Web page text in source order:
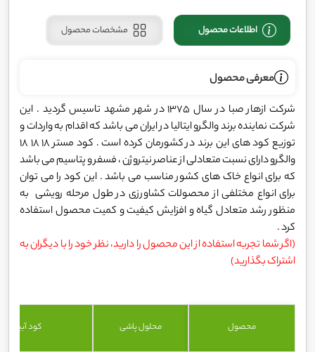
اطلاعات محصول مشخصات محصول
معرفی محصول
شرکت ازهار صبا در سال 1375 در شهر مشهد تاسیس گردید . این
شرکت نماینده برند والگرو ایتالیا در ایران می باشد که اقدام به واردات و
توزیع کود های این برند در کشورمان کرده است . کود مستر 18 18 18
والگرو دارای نسبت متعادلی از عناصر نیتروژن ، فسفر و پتاسیم می باشد
که برای انواع خاک های کشور مناسب می باشد . این کود را می توان
برای انواع مختلفی از محصولات کشاورزی در طول مرحله رویشی به
منظور رشد متعادل گیاه و افزایش کیفیت و کمیت محصول استفاده
کرد .
(اگر شما تجربه استفاده از این محصول را دارید، نظر خود را با دیگران به
اشتراک بگذارید)
محصول محلول پاشی کود آبیاری